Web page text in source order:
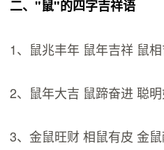
二、"鼠"的四字吉祥语
1、鼠兆丰年 鼠年吉祥 鼠
2、鼠年大吉 鼠蹄奋进 聪
3、金鼠旺财 相鼠有皮 金